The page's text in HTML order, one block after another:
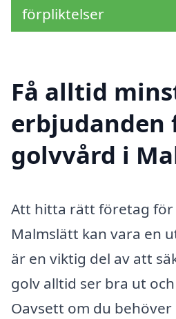
förpliktelser
Få alltid
erbjudanden
golvvård i
Att hitta rätt företag för
Malmslätt kan vara en
är en viktig del av att
golv alltid ser bra ut
Oavsett om du